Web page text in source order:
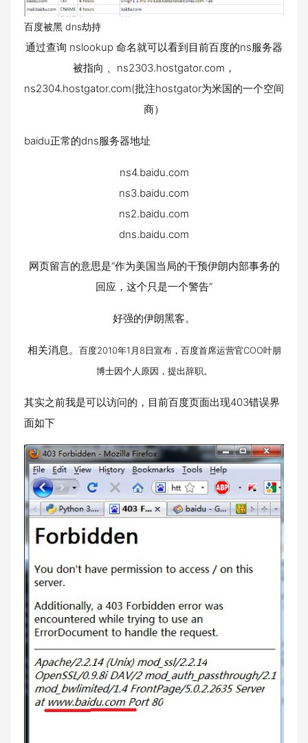
百度被黑 dns劫持
通过查询 nslookup 命名就可以看到目前百度的ns服务器
被指向 、ns2303.hostgator.com，
ns2304.hostgator.com(批注hostgator为米国的一个空间
商）
baidu正常的dns服务器地址
ns4.baidu.com
ns3.baidu.com
ns2.baidu.com
dns.baidu.com
网页留言的意思是“作为美国当局的干预伊朗内部事务的
回应，这个只是一个警告”
好强的伊朗黑客。
相关消息。
百度2010年1月8日宣布，百度首席运营官COO叶朋
博士因个人原因，提出辞职。
其实之前我是可以访问的，目前百度页面出现403错误界
面如下